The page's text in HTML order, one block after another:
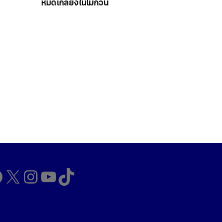
หมดเกลี้ยงในไม่กี่วัน
X Instagram
YouTube
TikTok